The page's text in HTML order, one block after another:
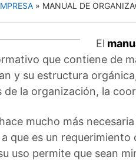
» MANUAL DE
El
que contiene de
y su estructura
la organización, la
mucho más
que es un
uso permite que sean